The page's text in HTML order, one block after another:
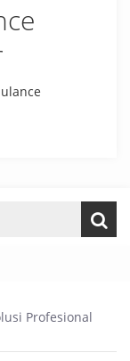
Profesional